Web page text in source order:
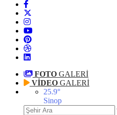
FOTO GALERİ
VİDEO GALERİ
25.9°
Sinop